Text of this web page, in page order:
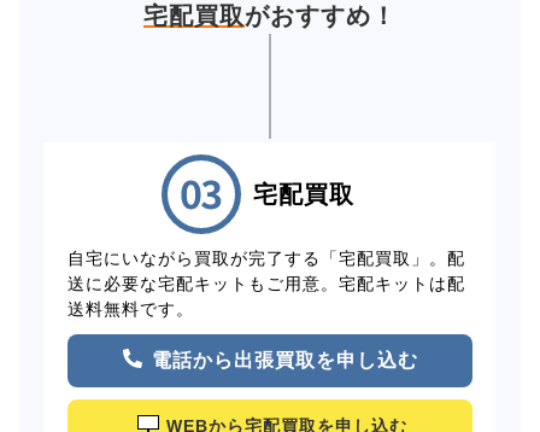
宅配買取がおすすめ！
宅配買取
自宅にいながら買取が完了する「宅配買取」。配
送に必要な宅配キットもご用意。宅配キットは配
送料無料です。
電話から出張買取を申し込む
WEBから宅配買取を申し込む